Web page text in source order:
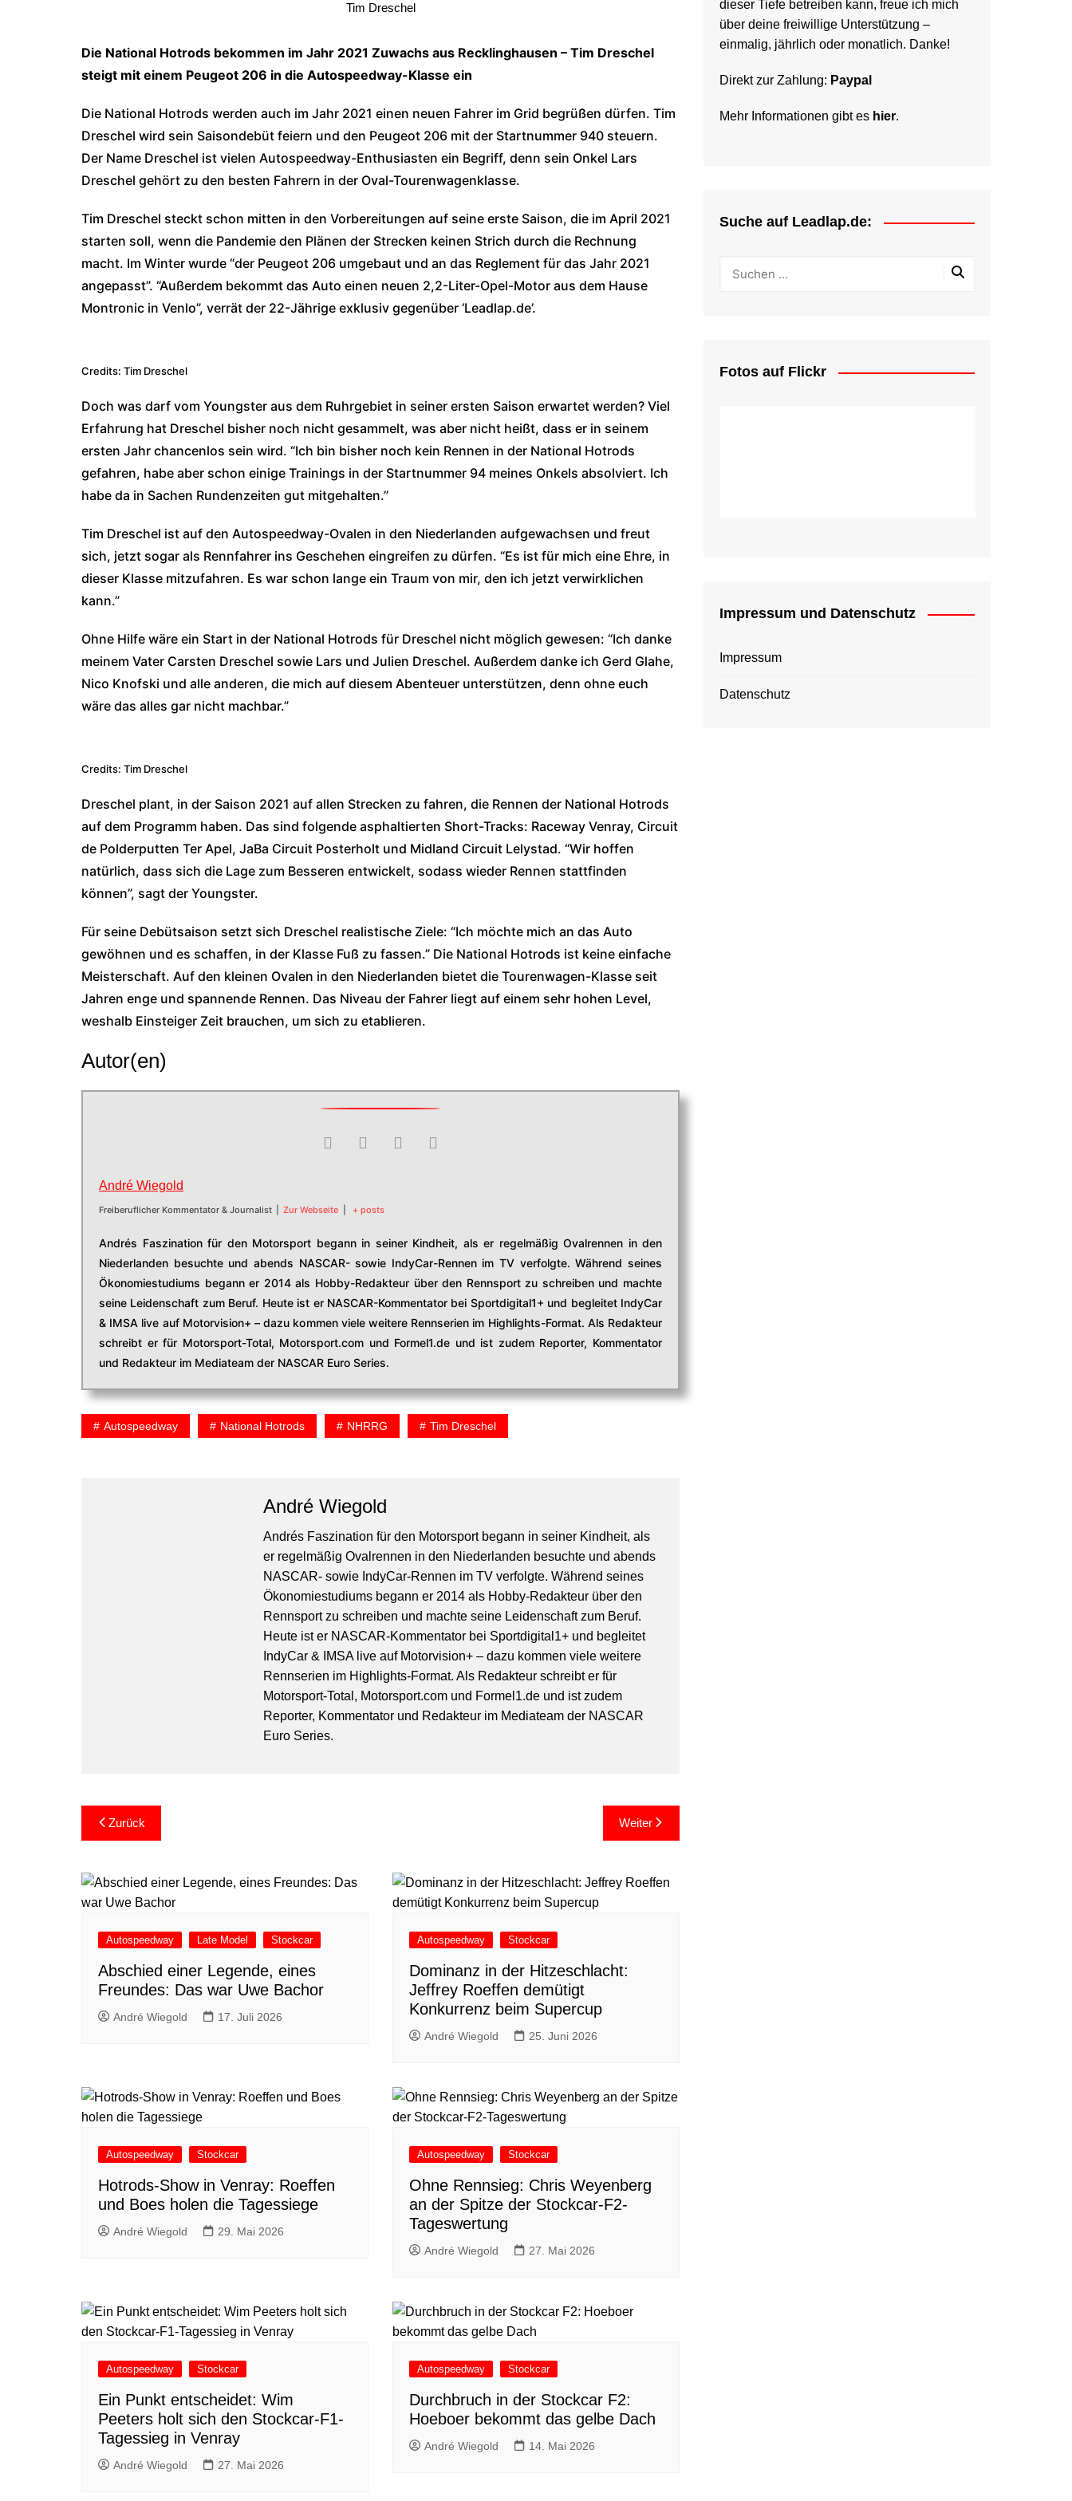
Tim Dreschel
Die National Hotrods bekommen im Jahr 2021 Zuwachs aus Recklinghausen – Tim Dreschel
steigt mit einem Peugeot 206 in die Autospeedway-Klasse ein
Die National Hotrods werden auch im Jahr 2021 einen neuen Fahrer im Grid begrüßen dürfen. Tim
Dreschel wird sein Saisondebüt feiern und den Peugeot 206 mit der Startnummer 940 steuern.
Der Name Dreschel ist vielen Autospeedway-Enthusiasten ein Begriff, denn sein Onkel Lars
Dreschel gehört zu den besten Fahrern in der Oval-Tourenwagenklasse.
Tim Dreschel steckt schon mitten in den Vorbereitungen auf seine erste Saison, die im April 2021
starten soll, wenn die Pandemie den Plänen der Strecken keinen Strich durch die Rechnung
macht. Im Winter wurde “der Peugeot 206 umgebaut und an das Reglement für das Jahr 2021
angepasst”. “Außerdem bekommt das Auto einen neuen 2,2-Liter-Opel-Motor aus dem Hause
Montronic in Venlo”, verrät der 22-Jährige exklusiv gegenüber ‘Leadlap.de’.
Credits: Tim Dreschel
Doch was darf vom Youngster aus dem Ruhrgebiet in seiner ersten Saison erwartet werden? Viel
Erfahrung hat Dreschel bisher noch nicht gesammelt, was aber nicht heißt, dass er in seinem
ersten Jahr chancenlos sein wird. “Ich bin bisher noch kein Rennen in der National Hotrods
gefahren, habe aber schon einige Trainings in der Startnummer 94 meines Onkels absolviert. Ich
habe da in Sachen Rundenzeiten gut mitgehalten.”
Tim Dreschel ist auf den Autospeedway-Ovalen in den Niederlanden aufgewachsen und freut
sich, jetzt sogar als Rennfahrer ins Geschehen eingreifen zu dürfen. “Es ist für mich eine Ehre, in
dieser Klasse mitzufahren. Es war schon lange ein Traum von mir, den ich jetzt verwirklichen
kann.”
Ohne Hilfe wäre ein Start in der National Hotrods für Dreschel nicht möglich gewesen: “Ich danke
meinem Vater Carsten Dreschel sowie Lars und Julien Dreschel. Außerdem danke ich Gerd Glahe,
Nico Knofski und alle anderen, die mich auf diesem Abenteuer unterstützen, denn ohne euch
wäre das alles gar nicht machbar.”
Credits: Tim Dreschel
Dreschel plant, in der Saison 2021 auf allen Strecken zu fahren, die Rennen der National Hotrods
auf dem Programm haben. Das sind folgende asphaltierten Short-Tracks: Raceway Venray, Circuit
de Polderputten Ter Apel, JaBa Circuit Posterholt und Midland Circuit Lelystad. “Wir hoffen
natürlich, dass sich die Lage zum Besseren entwickelt, sodass wieder Rennen stattfinden
können”, sagt der Youngster.
Für seine Debütsaison setzt sich Dreschel realistische Ziele: “Ich möchte mich an das Auto
gewöhnen und es schaffen, in der Klasse Fuß zu fassen.” Die National Hotrods ist keine einfache
Meisterschaft. Auf den kleinen Ovalen in den Niederlanden bietet die Tourenwagen-Klasse seit
Jahren enge und spannende Rennen. Das Niveau der Fahrer liegt auf einem sehr hohen Level,
weshalb Einsteiger Zeit brauchen, um sich zu etablieren.
Autor(en)
André Wiegold
Freiberuflicher Kommentator & Journalist Zur Webseite + posts
Andrés Faszination für den Motorsport begann in seiner Kindheit, als er regelmäßig Ovalrennen in den
Niederlanden besuchte und abends NASCAR- sowie IndyCar-Rennen im TV verfolgte. Während seines
Ökonomiestudiums begann er 2014 als Hobby-Redakteur über den Rennsport zu schreiben und machte
seine Leidenschaft zum Beruf. Heute ist er NASCAR-Kommentator bei Sportdigital1+ und begleitet IndyCar
& IMSA live auf Motorvision+ – dazu kommen viele weitere Rennserien im Highlights-Format. Als Redakteur
schreibt er für Motorsport-Total, Motorsport.com und Formel1.de und ist zudem Reporter, Kommentator
und Redakteur im Mediateam der NASCAR Euro Series.
Autospeedway National Hotrods NHRRG Tim Dreschel
André Wiegold
Andrés Faszination für den Motorsport begann in seiner Kindheit, als
er regelmäßig Ovalrennen in den Niederlanden besuchte und abends
NASCAR- sowie IndyCar-Rennen im TV verfolgte. Während seines
Ökonomiestudiums begann er 2014 als Hobby-Redakteur über den
Rennsport zu schreiben und machte seine Leidenschaft zum Beruf.
Heute ist er NASCAR-Kommentator bei Sportdigital1+ und begleitet
IndyCar & IMSA live auf Motorvision+ – dazu kommen viele weitere
Rennserien im Highlights-Format. Als Redakteur schreibt er für
Motorsport-Total, Motorsport.com und Formel1.de und ist zudem
Reporter, Kommentator und Redakteur im Mediateam der NASCAR
Euro Series.
Beitragsnavigation
Zurück Weiter
Autospeedway Late Model Stockcar
Abschied einer Legende, eines
Freundes: Das war Uwe Bachor
André Wiegold 17. Juli 2026
Autospeedway Stockcar
Dominanz in der Hitzeschlacht:
Jeffrey Roeffen demütigt
Konkurrenz beim Supercup
André Wiegold 25. Juni 2026
Autospeedway Stockcar
Hotrods-Show in Venray: Roeffen
und Boes holen die Tagessiege
André Wiegold 29. Mai 2026
Autospeedway Stockcar
Ohne Rennsieg: Chris Weyenberg
an der Spitze der Stockcar-F2-
Tageswertung
André Wiegold 27. Mai 2026
Autospeedway Stockcar
Ein Punkt entscheidet: Wim
Peeters holt sich den Stockcar-F1-
Tagessieg in Venray
André Wiegold 27. Mai 2026
Autospeedway Stockcar
Durchbruch in der Stockcar F2:
Hoeboer bekommt das gelbe Dach
André Wiegold 14. Mai 2026
dieser Tiefe betreiben kann, freue ich mich
über deine freiwillige Unterstützung –
einmalig, jährlich oder monatlich. Danke!
Direkt zur Zahlung: Paypal
Mehr Informationen gibt es hier.
Suche auf Leadlap.de:
Fotos auf Flickr
Impressum und Datenschutz
Impressum
Datenschutz